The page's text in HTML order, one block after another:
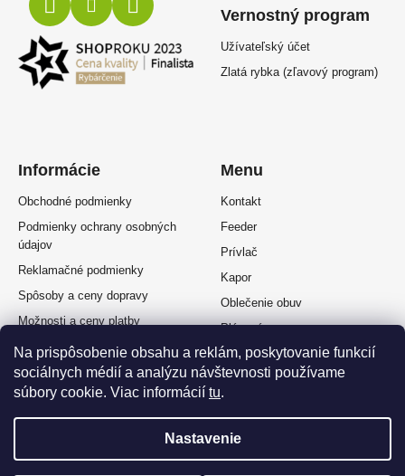
Na prispôsobenie obsahu a reklám, poskytovanie funkcií
sociálnych médií a analýzu návštevnosti používame
súbory cookie. Viac informácií tu.
Nastavenie
Informácie
Obchodné podmienky
Podmienky ochrany osobných
údajov
Reklamačné podmienky
Spôsoby a ceny dopravy
Možnosti a ceny platby
Splátkový predaj
Odstúpenie od zmluvy
Vernostný program
Užívateľský účet
Zlatá rybka (zľavový program)
Menu
Kontakt
Feeder
Prívlač
Kapor
Oblečenie obuv
Plávaná
Muškárina